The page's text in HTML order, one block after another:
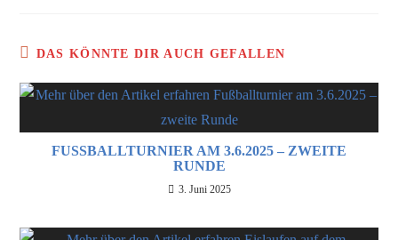
DAS KÖNNTE DIR AUCH GEFALLEN
FUSSBALLTURNIER AM 3.6.2025 – ZWEITE R
UNDE
3. Juni 2025